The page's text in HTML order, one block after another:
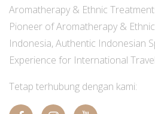
Aromatherapy & Ethnic
Pioneer of Aromatherapy &
Indonesia, Authentic Indonesian
Experience for International
Tetap terhubung dengan kami: